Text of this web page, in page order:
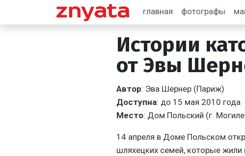
главная фотографы
Истории
от Эвы
Автор: Эва Шернер (Париж)
Доступна: до 15 мая 2010 года
Место: Дом Польский (г.
14 апреля в Доме Польском
шляхецких семей, которые